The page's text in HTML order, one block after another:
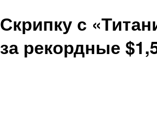
Скрипку с
за рекордные